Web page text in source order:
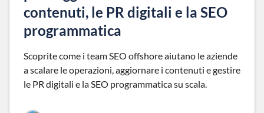
contenuti, le PR digitali e la SEO
programmatica
Scoprite come i team SEO offshore aiutano le aziende
a scalare le operazioni, aggiornare i contenuti e gestire
le PR digitali e la SEO programmatica su scala.